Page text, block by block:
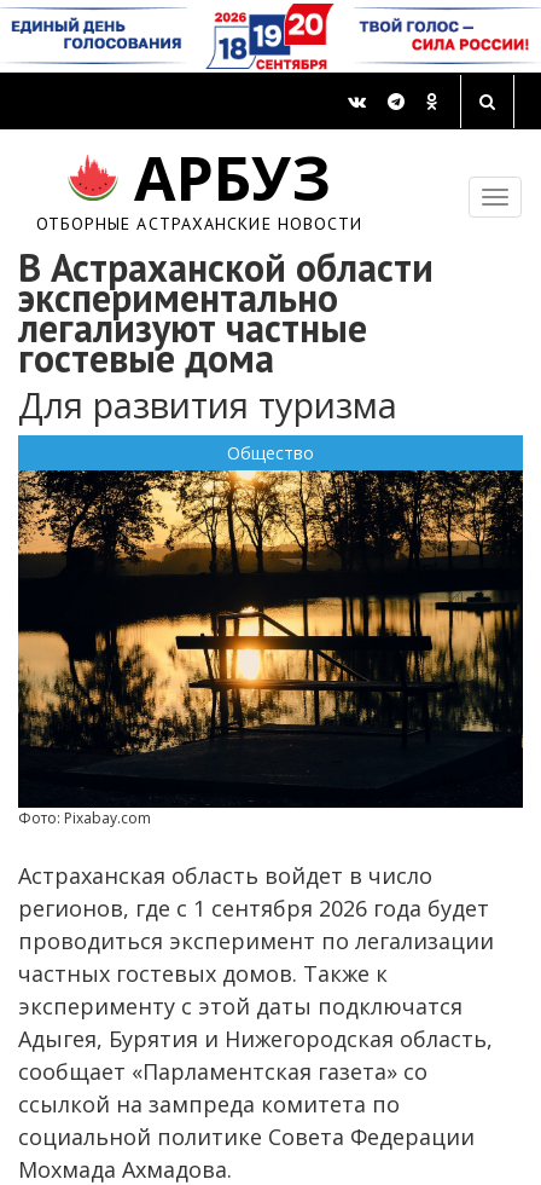
АРБУЗ
ОТБОРНЫЕ АСТРАХАНСКИЕ НОВОСТИ
В Астраханской области
экспериментально
легализуют частные
гостевые дома
Для развития туризма
Общество
Фото: Pixabay.com
Астраханская область войдет в число
регионов, где с 1 сентября 2026 года будет
проводиться эксперимент по легализации
частных гостевых домов. Также к
эксперименту с этой даты подключатся
Адыгея, Бурятия и Нижегородская область,
сообщает «Парламентская газета» со
ссылкой на зампреда комитета по
социальной политике Совета Федерации
Мохмада Ахмадова.